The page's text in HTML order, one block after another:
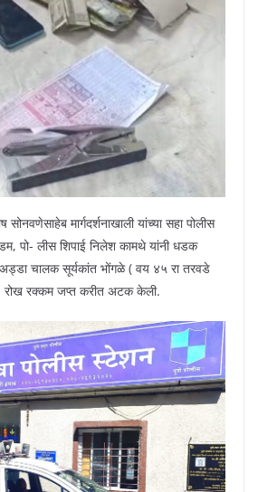
सोनवणेसाहेब मार्गदर्शनाखाली यांच्या सहा पोलीस
पो- लीस शिपाई निलेश कामथे यांनी धडक
चालक सूर्यकांत भोंगळे ( वय ४५ रा तरवडे
रोख रक्कम जप्त करीत अटक केली.